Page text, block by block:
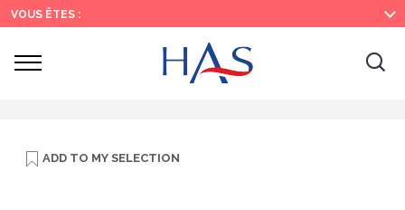
Search
Main
Menu
Main
Content
VOUS ÊTES :
Ouvrir
ADD TO MY SELECTION